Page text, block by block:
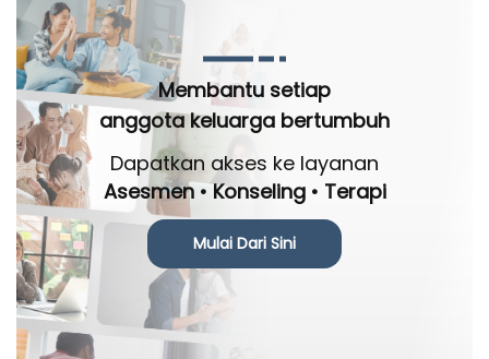
Membantu setiap
anggota keluarga bertumbuh
Dapatkan akses ke layanan
Asesmen • Konseling • Terapi
Mulai Dari Sini